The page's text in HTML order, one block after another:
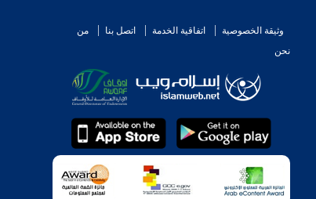
وثيقة الخصوصية اتفاقية الخدمة اتصل بنا
من
نحن